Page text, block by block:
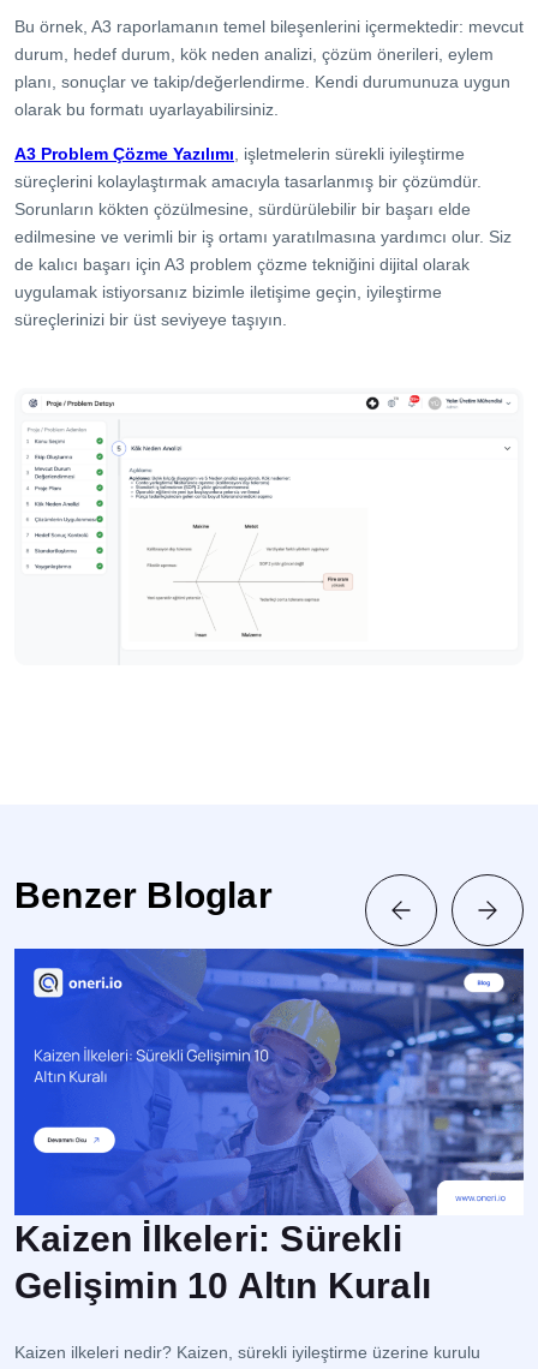
Bu örnek, A3 raporlamanın temel bileşenlerini içermektedir: mevcut
durum, hedef durum, kök neden analizi, çözüm önerileri, eylem
planı, sonuçlar ve takip/değerlendirme. Kendi durumunuza uygun
olarak bu formatı uyarlayabilirsiniz.
A3 Problem Çözme Yazılımı , işletmelerin sürekli iyileştirme
süreçlerini kolaylaştırmak amacıyla tasarlanmış bir çözümdür.
Sorunların kökten çözülmesine, sürdürülebilir bir başarı elde
edilmesine ve verimli bir iş ortamı yaratılmasına yardımcı olur. Siz
de kalıcı başarı için A3 problem çözme tekniğini dijital olarak
uygulamak istiyorsanız bizimle iletişime geçin, iyileştirme
süreçlerinizi bir üst seviyeye taşıyın.
Benzer Bloglar
Kaizen İlkeleri: Sürekli
Gelişimin 10 Altın Kuralı
Kaizen ilkeleri nedir? Kaizen, sürekli iyileştirme üzerine kurulu